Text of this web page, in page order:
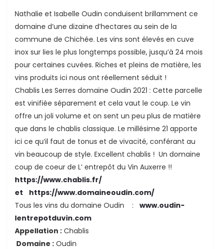
Nathalie et Isabelle Oudin conduisent brillamment ce
domaine d’une dizaine d’hectares au sein de la
commune de Chichée. Les vins sont élevés en cuve
inox sur lies le plus longtemps possible, jusqu’à 24 mois
pour certaines cuvées. Riches et pleins de matière, les
vins produits ici nous ont réellement séduit !
Chablis Les Serres domaine Oudin 2021 : Cette parcelle
est vinifiée séparement et cela vaut le coup. Le vin
offre un joli volume et on sent un peu plus de matière
que dans le chablis classique. Le millésime 21 apporte
ici ce qu’il faut de tonus et de vivacité, conférant au
vin beaucoup de style. Excellent chablis ! Un domaine
coup de coeur de L’ entrepôt du Vin Auxerre !!
https://www.chablis.fr/
et https://www.domaineoudin.com/
Tous les vins du domaine Oudin : www.oudin-
lentrepotduvin.com
Appellation : Chablis
Domaine : Oudin